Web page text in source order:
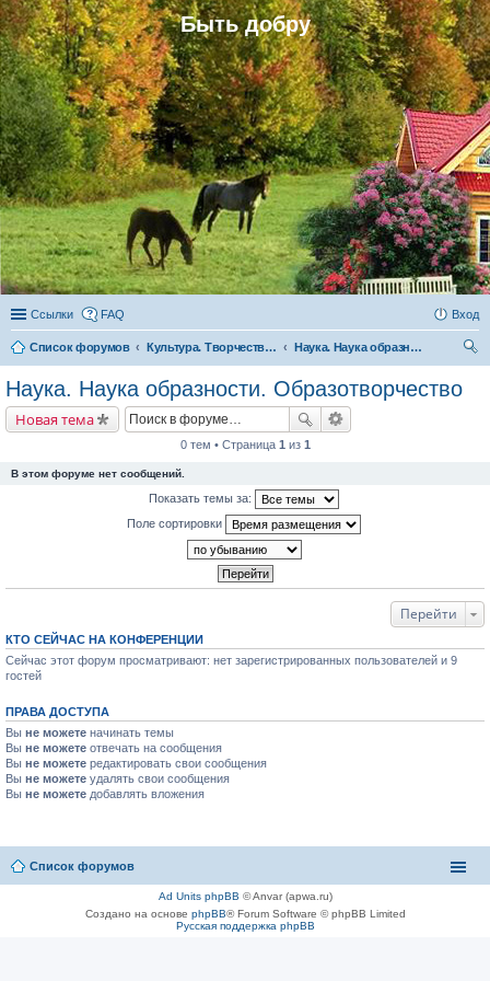
Быть добру
Ссылки FAQ Вход
Список форумов Культура. Творчество. Наука
Наука. Наука образности. Образотворчество
Наука. Наука образности. Образотворчество
Новая тема
0 тем • Страница 1 из 1
В этом форуме нет сообщений.
Показать темы за:
Поле сортировки
Перейти
КТО СЕЙЧАС НА КОНФЕРЕНЦИИ
Сейчас этот форум просматривают: нет зарегистрированных пользователей и 9
гостей
ПРАВА ДОСТУПА
Вы не можете начинать темы
Вы не можете отвечать на сообщения
Вы не можете редактировать свои сообщения
Вы не можете удалять свои сообщения
Вы не можете добавлять вложения
Список форумов
Ad Units phpBB © Anvar (apwa.ru)
Создано на основе phpBB® Forum Software © phpBB Limited
Русская поддержка phpBB